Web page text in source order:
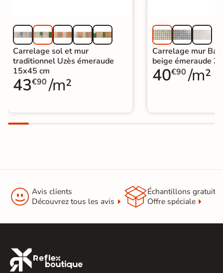
Carrelage sol et mur
traditionnel Uzès émeraude
15x45 cm
43€90 /m²
Carrelage mur
beige émeraude
40€90 /m²
 Avis clients
Découvrez tous les avis
Échantillons gratuit
Offre spéciale
